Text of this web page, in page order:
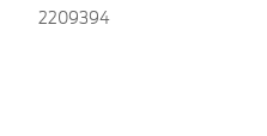
2209394